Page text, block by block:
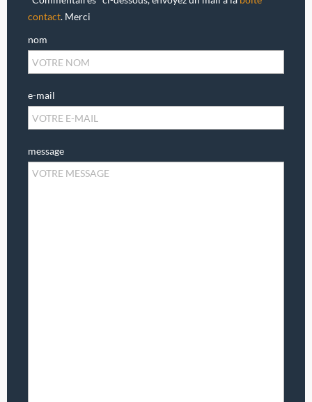
contact. Merci
nom
e-mail
message